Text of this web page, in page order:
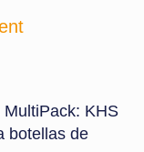
KHS
botellas de